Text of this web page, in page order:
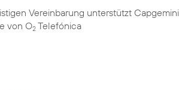
Vereinbarung unterstützt
von O2 Telefónica